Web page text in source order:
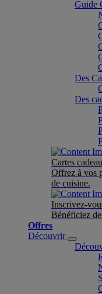
Guide
Des
Des
Cartes
Offrez à vos
de cuisine.
Inscrivez-
Bénéficiez
Offres
Découvrir